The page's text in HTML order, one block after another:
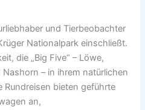
u‬nd Tierbeobachter
Nationalpark einschließt.
d‬ie „Big Five“ – Löwe,
– i‬n i‬hrem natürlichen
Rundreisen bieten geführte
an,